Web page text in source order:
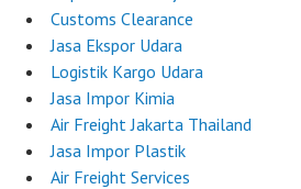
Customs Clearance
Jasa Ekspor Udara
Logistik Kargo Udara
Jasa Impor Kimia
Air Freight Jakarta Thailand
Jasa Impor Plastik
Air Freight Services